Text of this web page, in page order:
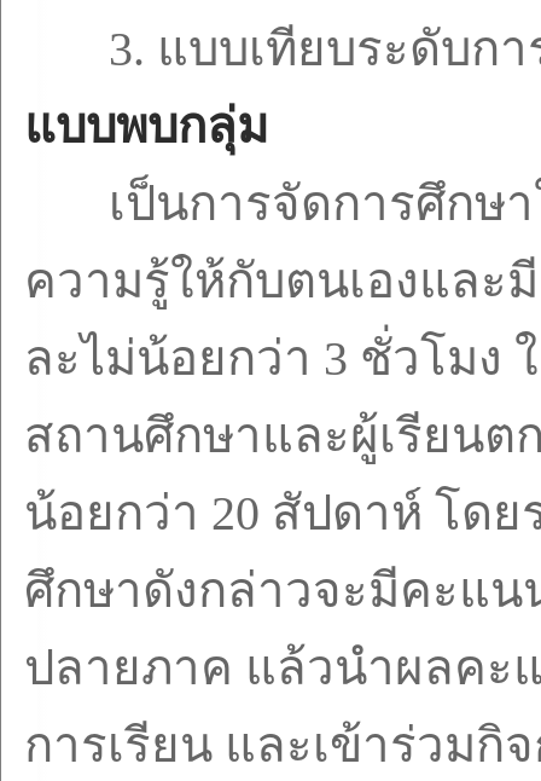
3. แบบเทียบระดับก
แบบพบกลุ่ม
เป็นการจัดการศึกษ
ความรู้ให้กับตนเองและ
ละไม่น้อยกว่า 3 ชั่วโมง
สถานศึกษาและผู้เรียนต
น้อยกว่า 20 สัปดาห์ โดย
ศึกษาดังกล่าวจะมีคะแ
ปลายภาค แล้วนำผลคะ
การเรียน และเข้าร่วม